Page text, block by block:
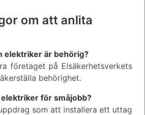
om att anlita
elektriker är behörig?
företaget på Elsäkerhetsverkets
behörighet.
elektriker för småjobb?
som att installera ett uttag